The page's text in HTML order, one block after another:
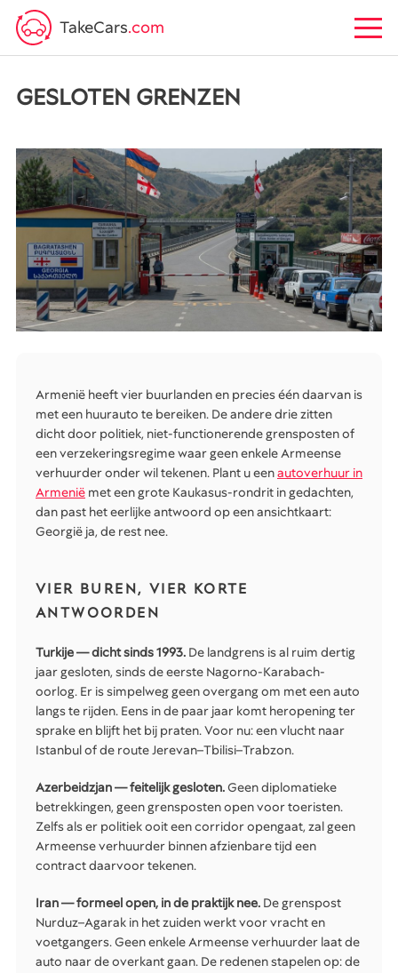
TakeCars.com
GESLOTEN GRENZEN
Armenië heeft vier buurlanden en precies één daarvan is
met een huurauto te bereiken. De andere drie zitten
dicht door politiek, niet-functionerende grensposten of
een verzekeringsregime waar geen enkele Armeense
verhuurder onder wil tekenen. Plant u eenautoverhuur in
Armenië met een grote Kaukasus-rondrit in gedachten,
dan past het eerlijke antwoord op een ansichtkaart:
Georgië ja, de rest nee.
VIER BUREN, VIER KORTE
ANTWOORDEN
Turkije — dicht sinds 1993. De landgrens is al ruim dertig
jaar gesloten, sinds de eerste Nagorno-Karabach-
oorlog. Er is simpelweg geen overgang om met een auto
langs te rijden. Eens in de paar jaar komt heropening ter
sprake en blijft het bij praten. Voor nu: een vlucht naar
Istanbul of de route Jerevan–Tbilisi–Trabzon.
Azerbeidzjan — feitelijk gesloten.Geen diplomatieke
betrekkingen, geen grensposten open voor toeristen.
Zelfs als er politiek ooit een corridor opengaat, zal geen
Armeense verhuurder binnen afzienbare tijd een
contract daarvoor tekenen.
Iran — formeel open, in de praktijk nee. De grenspost
Nurduz–Agarak in het zuiden werkt voor vracht en
voetgangers. Geen enkele Armeense verhuurder laat de
auto naar de overkant gaan. De redenen stapelen op: de